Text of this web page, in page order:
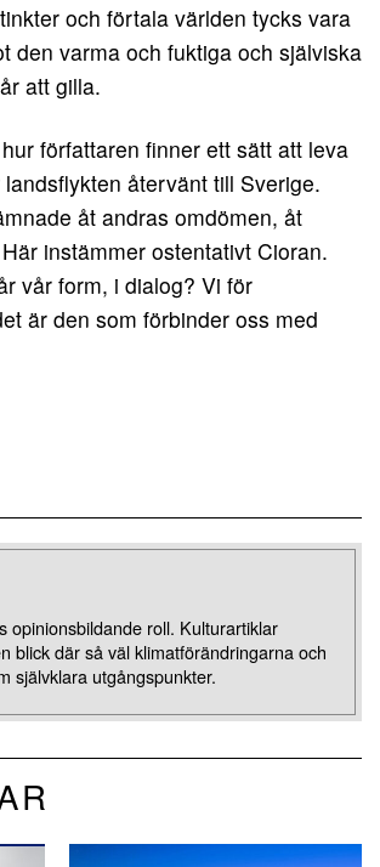
och förtala världen tycks vara
den varma och fuktiga och själviska
att gilla.
författaren finner ett sätt att leva
återvänt till Sverige.
åt andras omdömen, åt
instämmer ostentativt Cioran.
vår form, i dialog? Vi för
är den som förbinder oss med
opinionsbildande roll. Kulturartiklar
blick där så väl klimatförändringarna och
självklara utgångspunkter.